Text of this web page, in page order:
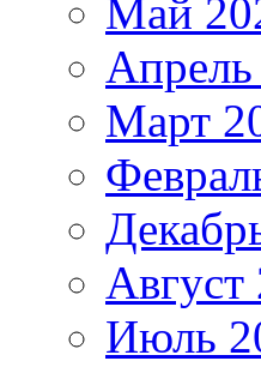
Май
Март
Август
Июль